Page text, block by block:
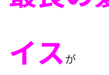
イスが